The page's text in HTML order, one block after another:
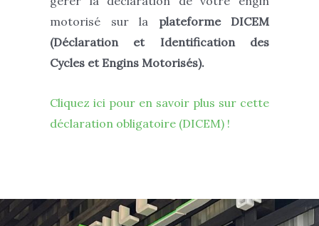
motorisé sur la plateforme DICEM
(Déclaration et Identification des
Cycles et Engins Motorisés).
Cliquez ici pour en savoir plus sur cette
déclaration obligatoire (DICEM) !